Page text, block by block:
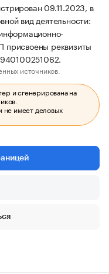
09.11.2023, в
вид деятельности:
присвоены реквизиты
источников.
и сгенерирована на
не имеет деловых